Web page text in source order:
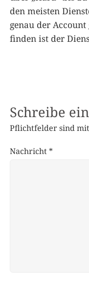
den meisten
genau der
finden ist der
Schreibe
Pflichtfelder sind mit
Nachricht *